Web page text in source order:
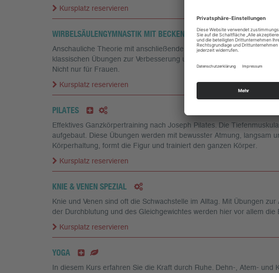
Kursplatz reservieren
WIRBELSÄULENGYMNASTIK MIT BECKENBODENELEMENTEN
Anschauliche Theorie mit anschließender selektiver Kräftigung der
klassischen Übungen zur Verbesserung und Kräftigung der
Nicht nur für Frauen.
Kursplatz reservieren
PILATES
Effektives Ganzkörpertraining nach Joseph Pilates. Die
aufgebaut. Diese Übungen werden mit bewusster Atmung, langsam
Körperhaltung, formt die Figur und trainiert den ganzen Körper.
Kursplatz reservieren
KNIE & VENEN SPEZIAL
Knie und Venen sind oft die Schwachstelle im Alltag. Mit Übungen
der Durchblutung und des Gleichgewichtes werden hier vor allem die
Kursplatz reservieren
YOGA
In diesem Kurs erfahren Sie die Kraft durch Ruhe. Dehn-, Atem- und